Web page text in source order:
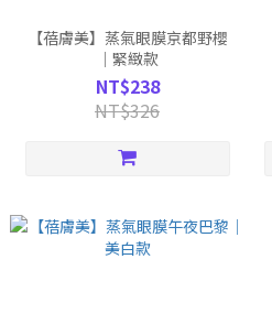
【蓓膚美】蒸氣眼膜京都野櫻
｜緊緻款
NT$238
NT$326